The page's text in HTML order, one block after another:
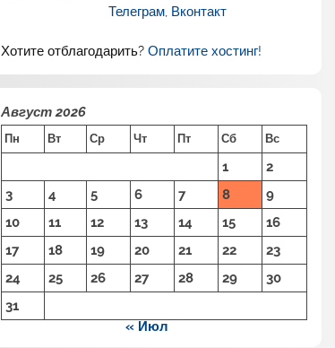
Телеграм Вконтакт
Хотите отблагодарить?Оплатите хостинг!
Август 2026
Пн Вт Ср Чт Пт Сб Вс
1
2
3
4 5 6 7 8
9
10
11 12 13 14 15
16
17
18 19 20 21 22
23
24
25 26 27 28 29
30
31
« Июл